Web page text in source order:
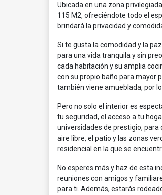
Ubicada en una zona
115 M2, ofreciéndote todo el
brindará la privacidad y
Si te gusta la comodidad y la
para una vida tranquila y sin
cada habitación y su amplia
con su propio baño para mayor
también viene amueblada, por
Pero no solo el interior es
tu seguridad, el acceso a tu
universidades de prestigio, para
aire libre, el patio y las zonas
residencial en la que se
No esperes más y haz de esta
reuniones con amigos y
para ti. Además, estarás